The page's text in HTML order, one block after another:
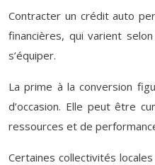
Contracter un crédit auto
financières, qui varient
s’équiper.
La prime à la conversion
d’occasion. Elle peut être
ressources et de
Certaines collectivités